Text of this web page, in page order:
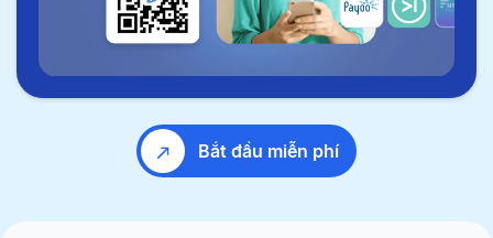
Bắt đầu miễn phí